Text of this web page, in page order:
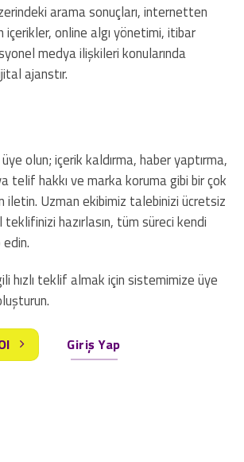
arama sonuçları, internetten
içerikler, online algı yönetimi, itibar
medya ilişkileri konularında
ajanstır.
olun; içerik kaldırma, haber yaptırma,
telif hakkı ve marka koruma gibi bir çok
iletin. Uzman ekibimiz talebinizi ücretsiz
hazırlasın, tüm süreci kendi
hızlı teklif almak için sistemimize üye
Giriş Yap